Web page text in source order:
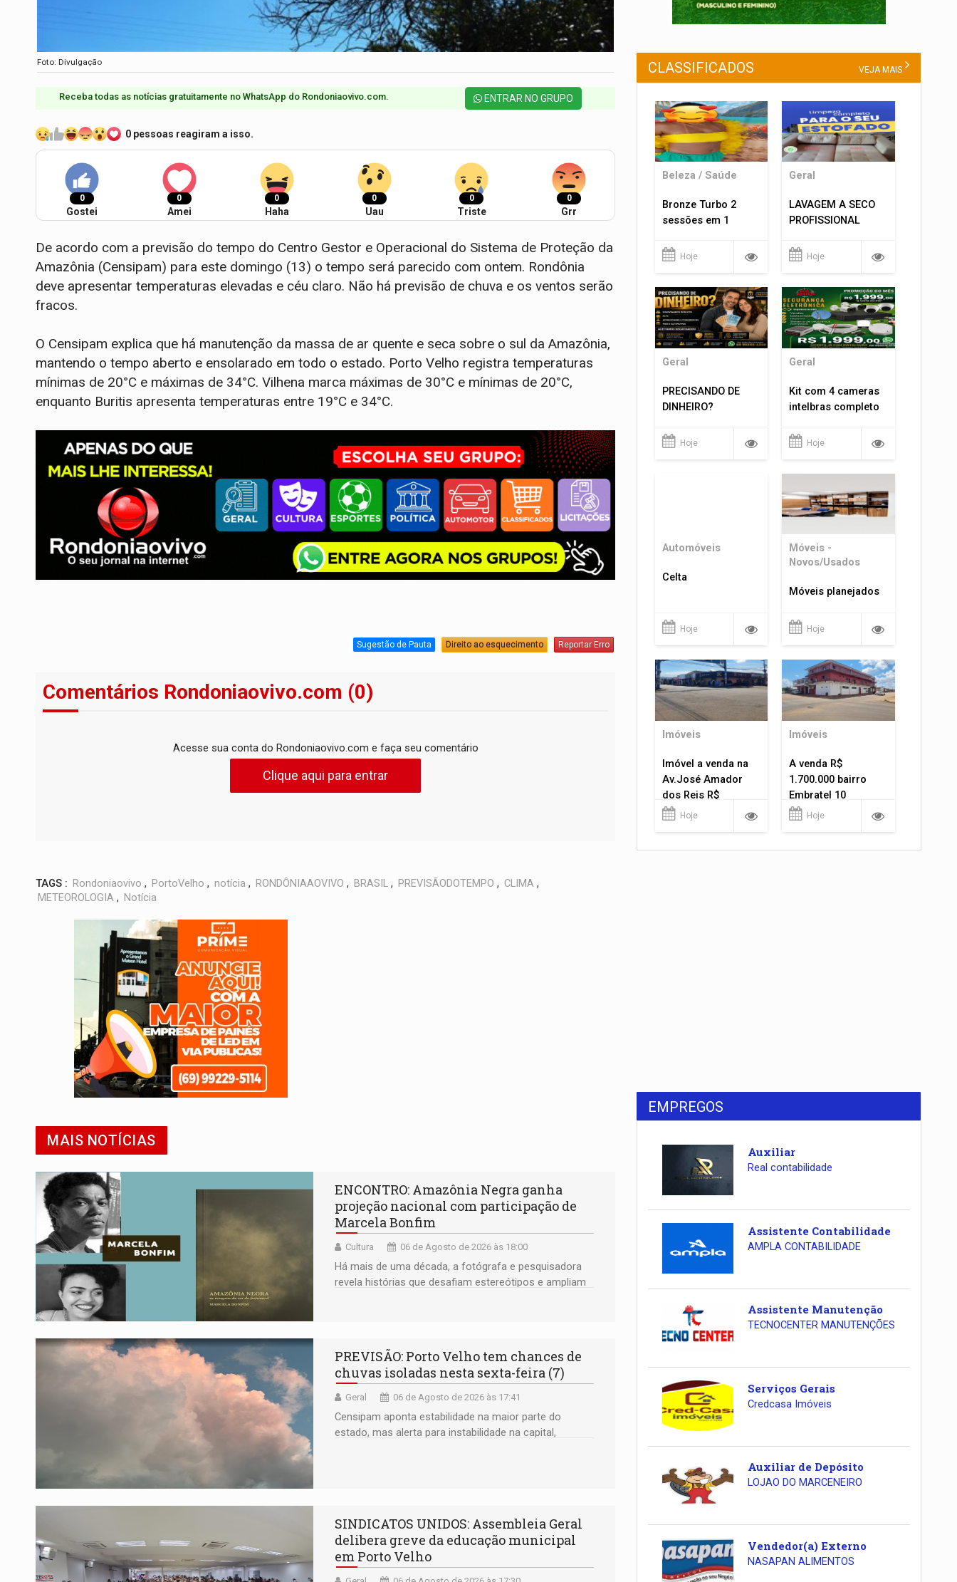
Foto: Divulgação
Receba todas as notícias gratuitamente no WhatsApp do Rondoniaovivo.com.​ ENTRAR NO GRUPO
0 pessoas reagiram a isso.
0
Gostei
0
Amei
0
Haha
0
Uau
0
Triste
0
Grr
De acordo com a previsão do tempo do Centro Gestor e Operacional do Sistema de Proteção da
Amazônia (Censipam) para este domingo (13) o tempo será parecido com ontem. Rondônia
deve apresentar temperaturas elevadas e céu claro. Não há previsão de chuva e os ventos serão
fracos.
O Censipam explica que há manutenção da massa de ar quente e seca sobre o sul da Amazônia,
mantendo o tempo aberto e ensolarado em todo o estado. Porto Velho registra temperaturas
mínimas de 20°C e máximas de 34°C. Vilhena marca máximas de 30°C e mínimas de 20°C,
enquanto Buritis apresenta temperaturas entre 19°C e 34°C.
Sugestão de Pauta Direito ao esquecimento Reportar Erro
Comentários Rondoniaovivo.com (0)
Acesse sua conta do Rondoniaovivo.com e faça seu comentário
Clique aqui para entrar
TAGS : Rondoniaovivo , PortoVelho , notícia , RONDÔNIAAOVIVO , BRASIL , PREVISÃODOTEMPO , CLIMA ,
METEOROLOGIA , Notícia
MAIS NOTÍCIAS
ENCONTRO: Amazônia Negra ganha
projeção nacional com participação de
Marcela Bonfim
Cultura 06 de Agosto de 2026 às 18:00
Há mais de uma década, a fotógrafa e pesquisadora
revela histórias que desafiam estereótipos e ampliam
PREVISÃO: Porto Velho tem chances de
chuvas isoladas nesta sexta-feira (7)
Geral 06 de Agosto de 2026 às 17:41
Censipam aponta estabilidade na maior parte do
estado, mas alerta para instabilidade na capital,
SINDICATOS UNIDOS: Assembleia Geral
delibera greve da educação municipal
em Porto Velho
CLASSIFICADOS VEJA MAIS
Beleza / Saúde
Bronze Turbo 2
sessões em 1
Hoje
Geral
LAVAGEM A SECO
PROFISSIONAL
Hoje
Geral
PRECISANDO DE
DINHEIRO?
Hoje
Geral
Kit com 4 cameras
intelbras completo
Hoje
Automóveis
Celta
Hoje
Móveis -
Novos/Usados
Móveis planejados
Hoje
Imóveis
Imóvel a venda na
Av.José Amador
dos Reis R$
1.400.000
Hoje
Imóveis
A venda R$
1.700.000 bairro
Embratel 10
apartamentos!
Hoje
EMPREGOS
Auxiliar
Real contabilidade
Assistente Contabilidade
AMPLA CONTABILIDADE
Assistente Manutenção
TECNOCENTER MANUTENÇÕES
Serviços Gerais
Credcasa Imóveis
Auxiliar de Depósito
LOJAO DO MARCENEIRO
Vendedor(a) Externo
NASAPAN ALIMENTOS